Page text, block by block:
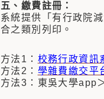
五、繳費註冊：
系統提供「有行政院
合之類別列印。
方法1： 校務行政資訊
方法2： 學雜費繳交平
方法3：東吳大學app